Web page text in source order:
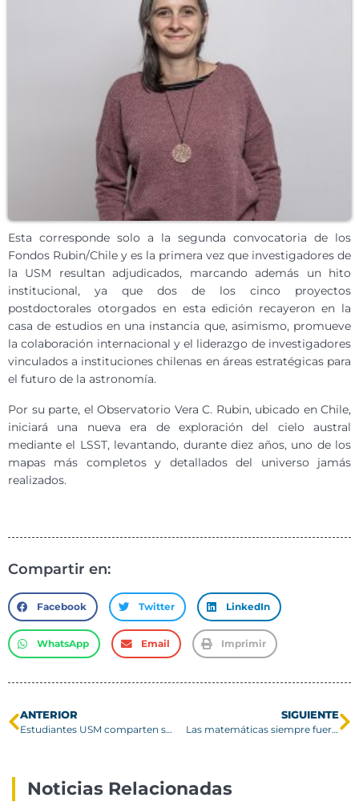
Esta corresponde solo a la segunda convocatoria de los
Fondos Rubin/Chile y es la primera vez que investigadores de
la USM resultan adjudicados, marcando además un hito
institucional, ya que dos de los cinco proyectos
postdoctorales otorgados en esta edición recayeron en la
casa de estudios en una instancia que, asimismo, promueve
la colaboración internacional y el liderazgo de investigadores
vinculados a instituciones chilenas en áreas estratégicas para
el futuro de la astronomía.
Por su parte, el Observatorio Vera C. Rubin, ubicado en Chile,
iniciará una nueva era de exploración del cielo austral
mediante el LSST, levantando, durante diez años, uno de los
mapas más completos y detallados del universo jamás
realizados.
Compartir en:
Facebook Twitter LinkedIn
WhatsApp Email Imprimir
ANTERIOR
Estudiantes USM comparten sus experiencias de intercambio en “Mesas por países”
SIGUIENTE
Las matemáticas siempre fueron nuestras
Noticias Relacionadas